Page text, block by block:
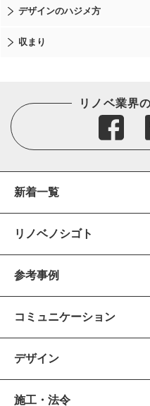
デザインのハジメ方
収まり
リノベ業界
新着一覧
リノベノシゴト
参考事例
コミュニケーション
デザイン
施工・法令